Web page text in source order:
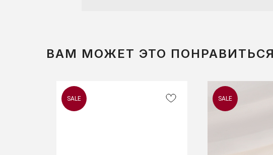
ВАМ МОЖЕТ ЭТО
SALE SALE